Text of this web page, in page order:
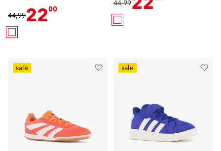
44,992200
44,99
sale sale